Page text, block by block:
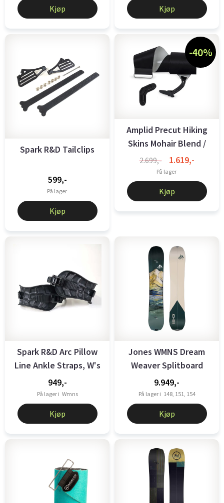
Kjøp Kjøp
Spark R&D Tailclips
599,-
På lager
Kjøp
-40%
Amplid Precut Hiking
Skins Mohair Blend /
St. ...
2.699,- 1.619,-
På lager
Kjøp
Spark R&D Arc Pillow
Line Ankle Straps, W's
Black
949,-
På lager i Wmns
Kjøp
Jones WMNS Dream
Weaver Splitboard
9.949,-
På lager i 148, 151, 154
Kjøp